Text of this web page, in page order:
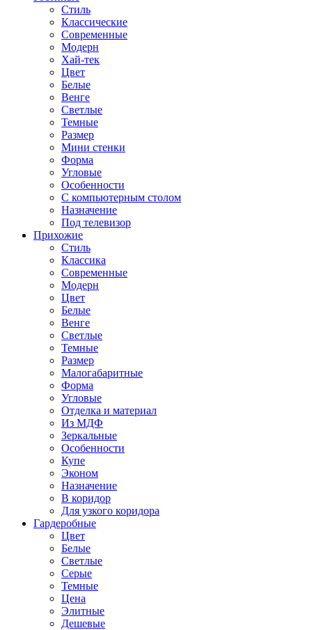
Стиль
Классические
Современные
Модерн
Хай-тек
Цвет
Белые
Венге
Светлые
Темные
Размер
Мини стенки
Форма
Угловые
Особенности
С компьютерным столом
Назначение
Под телевизор
Прихожие
Стиль
Классика
Современные
Модерн
Цвет
Белые
Венге
Светлые
Темные
Размер
Малогабаритные
Форма
Угловые
Отделка и материал
Из МДФ
Зеркальные
Особенности
Купе
Эконом
Назначение
В коридор
Для узкого коридора
Гардеробные
Цвет
Белые
Светлые
Серые
Темные
Цена
Элитные
Дешевые